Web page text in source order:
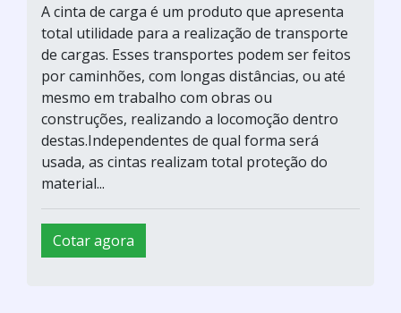
A cinta de carga é um produto que apresenta
total utilidade para a realização de transporte
de cargas. Esses transportes podem ser feitos
por caminhões, com longas distâncias, ou até
mesmo em trabalho com obras ou
construções, realizando a locomoção dentro
destas.Independentes de qual forma será
usada, as cintas realizam total proteção do
material...
Cotar agora